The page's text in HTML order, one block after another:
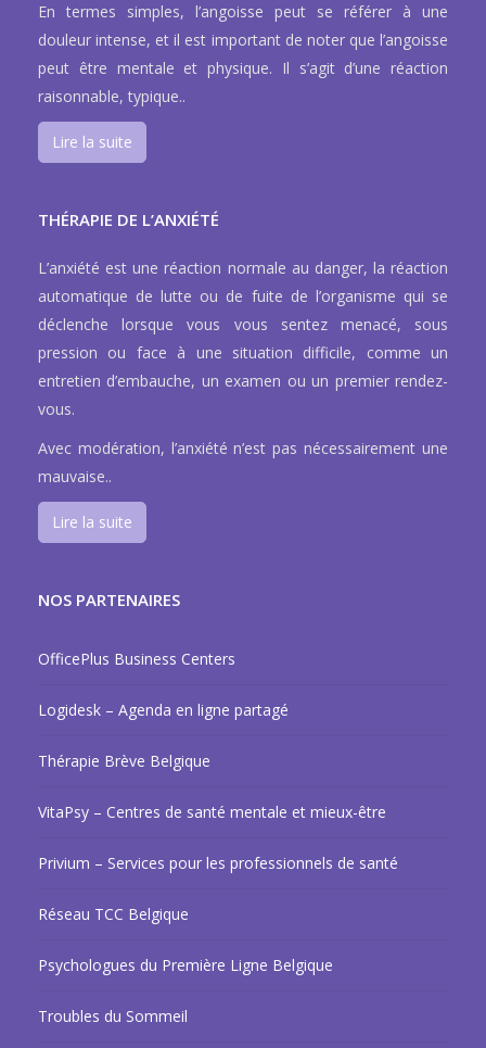
En termes simples, l’angoisse peut se référer à une
douleur intense, et il est important de noter que l’angoisse
peut être mentale et physique. Il s’agit d’une réaction
raisonnable, typique..
Lire la suite
THÉRAPIE DE L’ANXIÉTÉ
L’anxiété est une réaction normale au danger, la réaction
automatique de lutte ou de fuite de l’organisme qui se
déclenche lorsque vous vous sentez menacé, sous
pression ou face à une situation difficile, comme un
entretien d’embauche, un examen ou un premier rendez-
vous.
Avec modération, l’anxiété n’est pas nécessairement une
mauvaise..
Lire la suite
NOS PARTENAIRES
OfficePlus Business Centers
Logidesk – Agenda en ligne partagé
Thérapie Brève Belgique
VitaPsy – Centres de santé mentale et mieux-être
Privium – Services pour les professionnels de santé
Réseau TCC Belgique
Psychologues du Première Ligne Belgique
Troubles du Sommeil